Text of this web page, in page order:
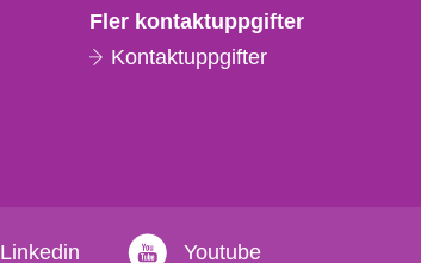
Fler kontaktuppgifter
Kontaktuppgifter
Linkedin Youtube